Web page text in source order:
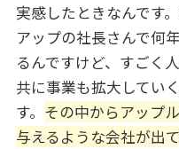
実感したときなんです
アップの社長さんで何
るんですけど、すごく
共に事業も拡大してい
す。 その中からアップ
与えるような会社が出